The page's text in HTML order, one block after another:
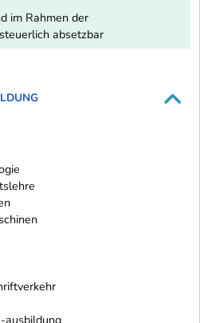
im Rahmen der
absetzbar
ausbildung